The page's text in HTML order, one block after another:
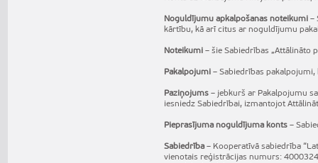
Noguldījumu apkalpošanas noteikumi –
kārtību, kā arī citus ar noguldījumu
Noteikumi – šie Sabiedrības „Attālināto
Pakalpojumi – Sabiedrības
Paziņojums – jebkurš ar Pakalpojumu
iesniedz Sabiedrībai, izmantojot
Pieprasījuma noguldījuma konts –
Sabiedrība– Kooperatīvā sabiedrība
vienotais reģistrācijas numurs: